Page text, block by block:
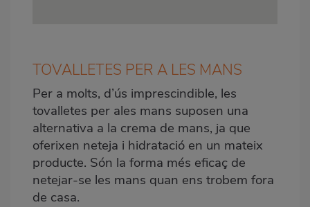
TOVALLETES PER A LES MANS
Per a molts, d’ús imprescindible, les
tovalletes per ales mans suposen una
alternativa a la crema de mans, ja que
oferixen neteja i hidratació en un mateix
producte. Són la forma més eficaç de
netejar-se les mans quan ens trobem fora
de casa.